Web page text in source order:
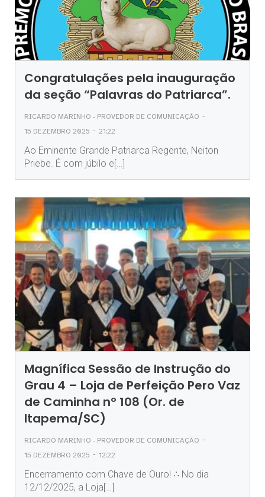
Congratulações pela inauguração
da seção “Palavras do Patriarca”.
RICARDO MARINHO - PROVEDOR DE COMUNICAÇÃO -
15 DEZEMBRO 2025 - 21:22
Ao Eminente Grande Patriarca Regente, Neiton
Priebe. É com júbilo e[…]
Magnífica Sessão de Instrução do
Grau 4 – Loja de Perfeição Pero Vaz
de Caminha nº 108 (Or. de
Itapema/SC)
RICARDO MARINHO - PROVEDOR DE COMUNICAÇÃO -
15 DEZEMBRO 2025 - 12:22
Encerramento com Chave de Ouro! ∴ No dia
12/12/2025, a Loja[…]